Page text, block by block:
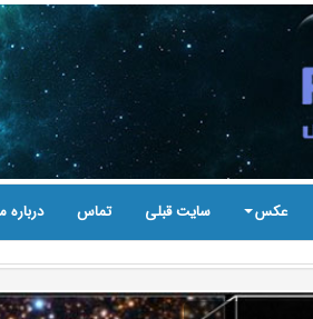
عکس سایت قبلی تماس درباره